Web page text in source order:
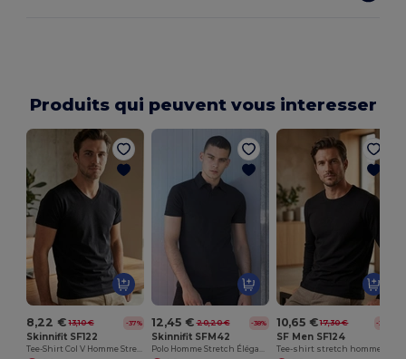
Produits qui peuvent vous interesser
8,22 € 13,10 € -37%
Skinnifit SF122
Tee-Shirt Col V Homme Stretch en Coton
12,45 € 20,20 € -38%
Skinnifit SFM42
Polo Homme Stretch Élégance Skinnifit
10,65 € 17,30 € -38%
SF Men SF124